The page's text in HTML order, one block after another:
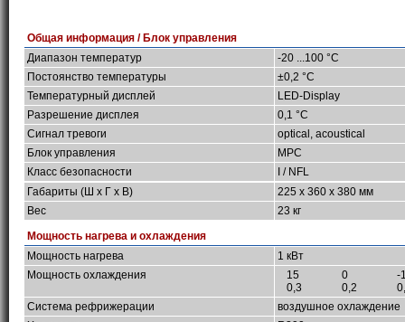
Общая информация / Блок управления
Диапазон температур
-20 ...100 °C
Постоянство температуры
±0,2 °C
Температурный дисплей
LED-Display
Разрешение дисплея
0,1 °C
Сигнал тревоги
optical, acoustical
Блок управления
MPC
Класс безопасности
I / NFL
Габариты (Ш х Г х В)
225 x 360 x 380 мм
Вес
23 кг
Мощность нагрева и охлаждения
Мощность нагрева
1 кВт
Мощность охлаждения
15 0
-
0,3
0,2
Система рефрижерации
воздушное охлаждение